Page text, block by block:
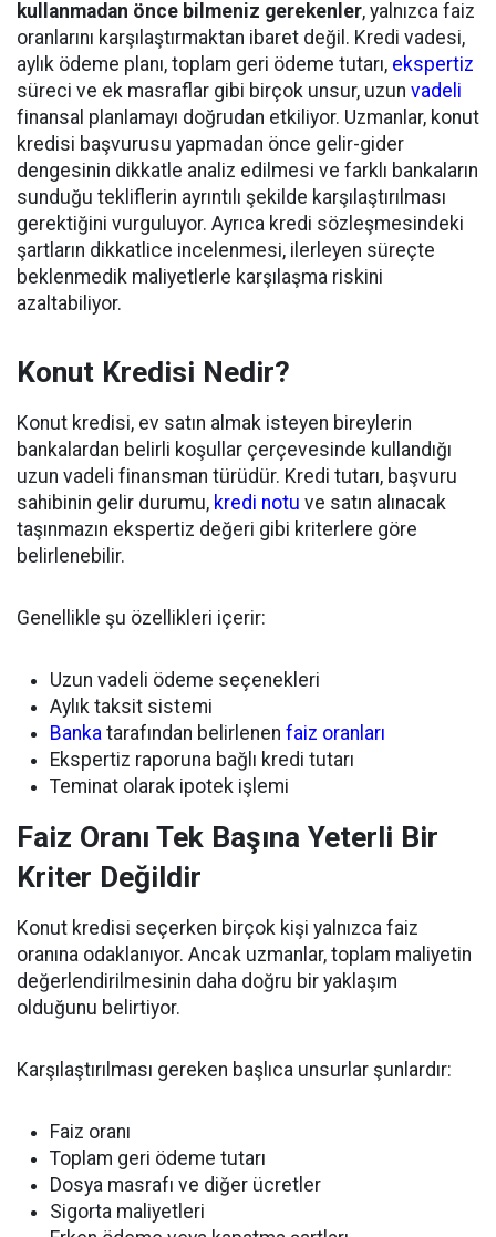
kullanmadan önce bilmeniz gerekenler, yalnızca faiz
oranlarını karşılaştırmaktan ibaret değil. Kredi vadesi,
aylık ödeme planı, toplam geri ödeme tutarı, ekspertiz
süreci ve ek masraflar gibi birçok unsur, uzun vadeli
finansal planlamayı doğrudan etkiliyor. Uzmanlar, konut
kredisi başvurusu yapmadan önce gelir-gider
dengesinin dikkatle analiz edilmesi ve farklı bankaların
sunduğu tekliflerin ayrıntılı şekilde karşılaştırılması
gerektiğini vurguluyor. Ayrıca kredi sözleşmesindeki
şartların dikkatlice incelenmesi, ilerleyen süreçte
beklenmedik maliyetlerle karşılaşma riskini
azaltabiliyor.
Konut Kredisi Nedir?
Konut kredisi, ev satın almak isteyen bireylerin
bankalardan belirli koşullar çerçevesinde kullandığı
uzun vadeli finansman türüdür. Kredi tutarı, başvuru
sahibinin gelir durumu, kredi notu ve satın alınacak
taşınmazın ekspertiz değeri gibi kriterlere göre
belirlenebilir.
Genellikle şu özellikleri içerir:
Uzun vadeli ödeme seçenekleri
Aylık taksit sistemi
Banka tarafından belirlenen faiz oranları
Ekspertiz raporuna bağlı kredi tutarı
Teminat olarak ipotek işlemi
Faiz Oranı Tek Başına Yeterli Bir
Kriter Değildir
Konut kredisi seçerken birçok kişi yalnızca faiz
oranına odaklanıyor. Ancak uzmanlar, toplam maliyetin
değerlendirilmesinin daha doğru bir yaklaşım
olduğunu belirtiyor.
Karşılaştırılması gereken başlıca unsurlar şunlardır:
Faiz oranı
Toplam geri ödeme tutarı
Dosya masrafı ve diğer ücretler
Sigorta maliyetleri